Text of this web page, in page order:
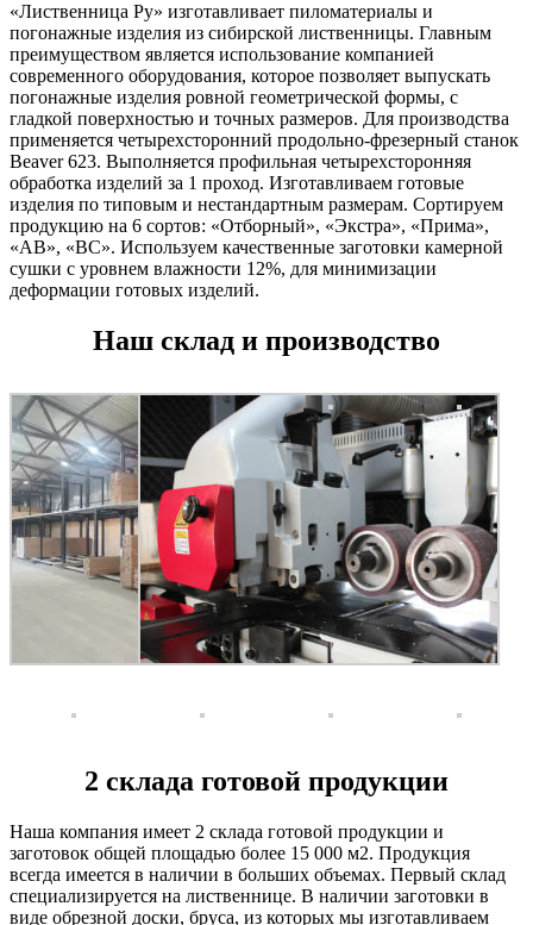
«Лиственница Ру» изготавливает пиломатериалы и
погонажные изделия из сибирской лиственницы. Главным
преимуществом является использование компанией
современного оборудования, которое позволяет выпускать
погонажные изделия ровной геометрической формы, с
гладкой поверхностью и точных размеров. Для производства
применяется четырехсторонний продольно-фрезерный станок
Beaver 623. Выполняется профильная четырехсторонняя
обработка изделий за 1 проход. Изготавливаем готовые
изделия по типовым и нестандартным размерам. Сортируем
продукцию на 6 сортов: «Отборный», «Экстра», «Прима»,
«АВ», «ВС». Используем качественные заготовки камерной
сушки с уровнем влажности 12%, для минимизации
деформации готовых изделий.
Наш склад и производство
2 склада готовой продукции
Наша компания имеет 2 склада готовой продукции и
заготовок общей площадью более 15 000 м2. Продукция
всегда имеется в наличии в больших объемах. Первый склад
специализируется на лиственнице. В наличии заготовки в
виде обрезной доски, бруса, из которых мы изготавливаем